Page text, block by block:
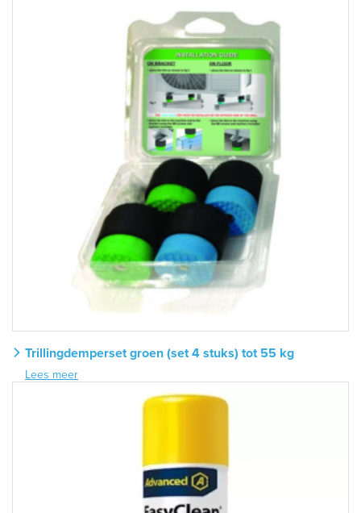
Trillingdemperset groen (set 4 stuks) tot 55 kg
Lees meer